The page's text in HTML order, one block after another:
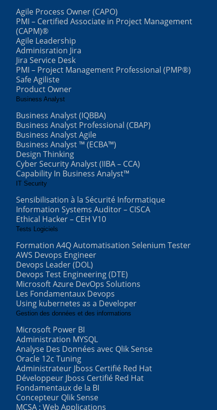
Agile Process Owner (CAPO)
PMI – Certified Associate in Project Management
(CAPM)®
Agile Leadership
Adminisration Jira
Jira Service Desk
PMI – Project Management Professional (PMP®)
Safe Agiliste
Product Owner
Business Analyst
Business Analyst (IQBBA)
Business Analyst Professional (CBAP)
Business Analyst Agile
Business Analyst ™ (ECBA™)
Design Thinking
Cyber Security Analyst (IIBA – CCA)
Capability In Business Analyst™
IT Security
Sensibilisation à la Sécurité Informatique
Information Systems Auditor – CISCA
Ethical Hacker – CEH V10
Tests Logiciels
Formation A4Q Automatisation Selenium Tester
AWS Devops Engineer
Devops Leader (DOL)
Devops Test Engineering (DTE)
Microsoft Azure DevOps Solutions
Les Fondamentaux Devops
Using kubernetes as a Developer
Gestion des données et des informations
Microsoft Power BI
Administration MYSQL
Analyse Des Données avec Qlik Sense
Oracle 12c Tuning
Administrateur Jboss Certifié Red Hat
Développeur Jboss Certifié Red Hat
Fondamentaux de la BI
Concepteur Qlik Sense
MCSA : Web Applications